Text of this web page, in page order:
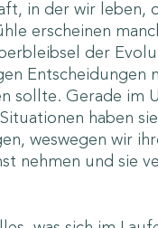
in der wir leben,
erscheinen
der
Entscheidungen
sollte. Gerade im
haben
weswegen wir
nehmen und sie